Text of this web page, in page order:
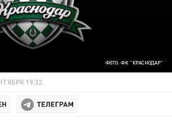
ФОТО: ФК "КРАСНОДАР"
19:32